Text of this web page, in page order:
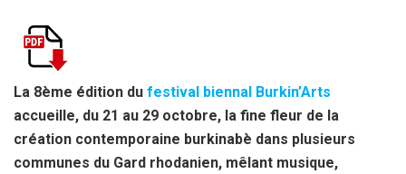
ce
b
o
o
k
n
g
e
A
p
p
La 8ème édition du festival biennal Burkin’Arts
accueille, du 21 au 29 octobre, la fine fleur de la
création contemporaine burkinabè dans plusieurs
communes du Gard rhodanien, mêlant musique,